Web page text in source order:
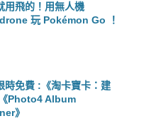
用飛的！用無人機
玩 Pokémon Go ！
時免費 :《淘卡寶卡：建
Photo4 Album
》